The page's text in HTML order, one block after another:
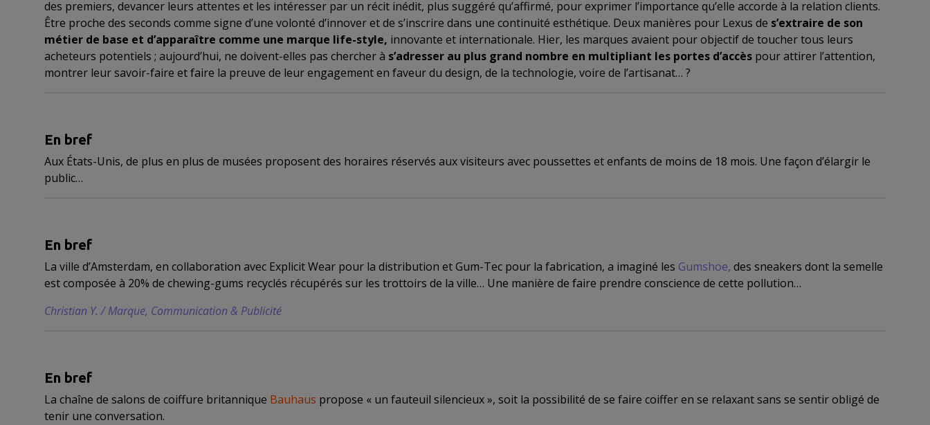
des premiers, devancer leurs attentes et les intéresser par un récit inédit, plus suggéré qu’affirmé, pour exprimer l’importance qu’elle accorde à la relation clients.
Être proche des seconds comme signe d’une volonté d’innover et de s’inscrire dans une continuité esthétique. Deux manières pour Lexus de s’extraire de son
métier de base et d’apparaître comme une marque life-style, innovante et internationale. Hier, les marques avaient pour objectif de toucher tous leurs
acheteurs potentiels ; aujourd’hui, ne doivent-elles pas chercher à s’adresser au plus grand nombre en multipliant les portes d’accès pour attirer l’attention,
montrer leur savoir-faire et faire la preuve de leur engagement en faveur du design, de la technologie, voire de l’artisanat… ?
En bref
Aux États-Unis, de plus en plus de musées proposent des horaires réservés aux visiteurs avec poussettes et enfants de moins de 18 mois. Une façon d’élargir le
public…
En bref
La ville d’Amsterdam, en collaboration avec Explicit Wear pour la distribution et Gum-Tec pour la fabrication, a imaginé les Gumshoe, des sneakers dont la semelle
est composée à 20% de chewing-gums recyclés récupérés sur les trottoirs de la ville… Une manière de faire prendre conscience de cette pollution…
Christian Y. / Marque, Communication & Publicité
En bref
La chaîne de salons de coiffure britannique Bauhaus propose « un fauteuil silencieux », soit la possibilité de se faire coiffer en se relaxant sans se sentir obligé de
tenir une conversation.